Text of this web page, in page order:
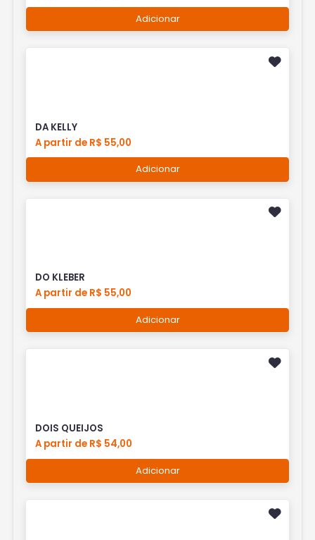
Adicionar
DA KELLY
A partir de R$ 55,00
Adicionar
DO KLEBER
A partir de R$ 55,00
Adicionar
DOIS QUEIJOS
A partir de R$ 54,00
Adicionar